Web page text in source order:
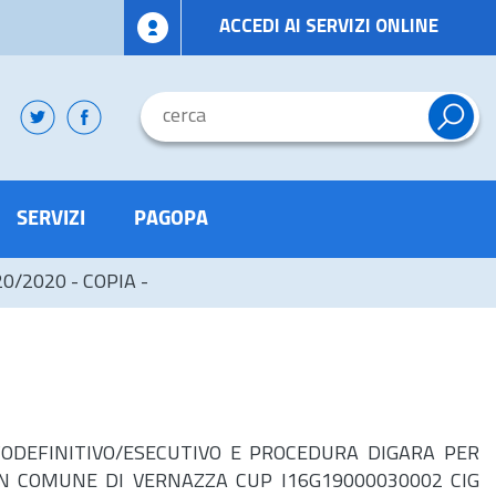
ACCEDI AI SERVIZI ONLINE
SERVIZI PAGOPA
2020 - COPIA -
ESECUTIVO E PROCEDURA DIGARA PER
COMUNE DI VERNAZZA CUP I16G19000030002 CIG